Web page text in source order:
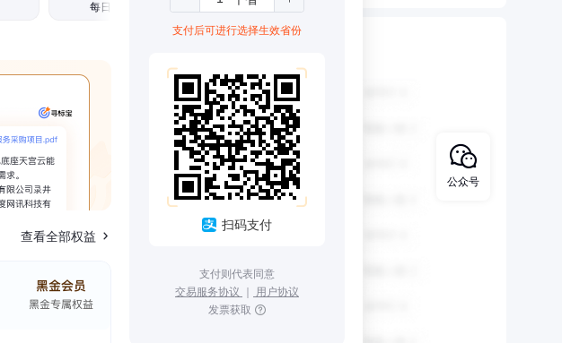
每日仅1.08元
查看全部权益
支付后可进行选择生效省份
扫码支付
支付则代表同意
交易服务协议 ｜ 用户协议
发票获取
公众号